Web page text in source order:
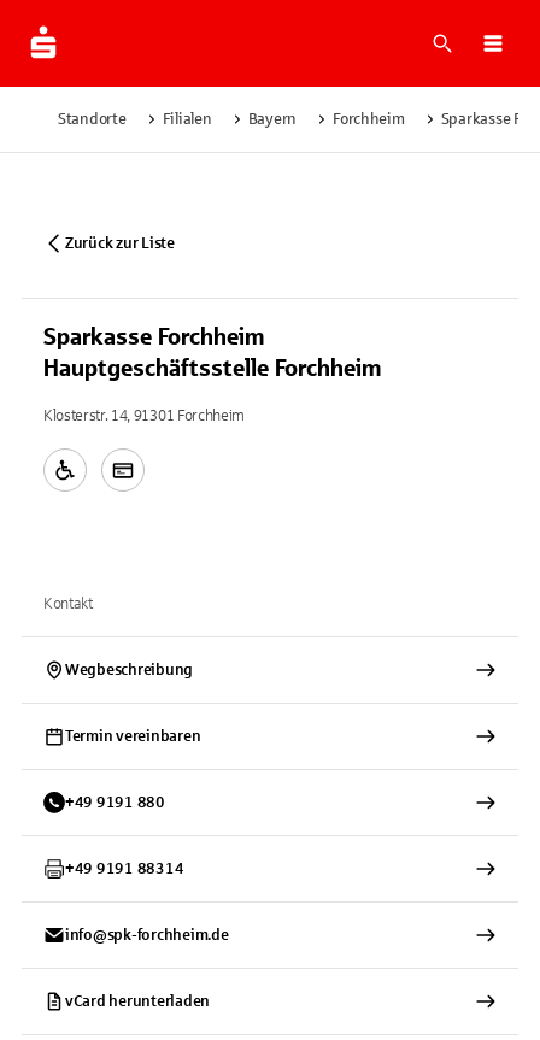
Suche
Standorte Filialen Bayern Forchheim Sparkasse
Zurück zur Liste
Sparkasse Forchheim
Hauptgeschäftsstelle Forchheim
Klosterstr. 14, 91301 Forchheim
Kontakt
Wegbeschreibung
Termin vereinbaren
+49 9191 880
+49 9191 88314
info@spk-forchheim.de
vCard herunterladen